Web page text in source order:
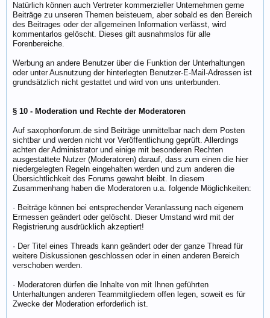
Natürlich können auch Vertreter kommerzieller Unternehmen gerne
Beiträge zu unseren Themen beisteuern, aber sobald es den Bereich
des Beitrages oder der allgemeinen Information verlässt, wird
kommentarlos gelöscht. Dieses gilt ausnahmslos für alle
Forenbereiche.
Werbung an andere Benutzer über die Funktion der Unterhaltungen
oder unter Ausnutzung der hinterlegten Benutzer-E-Mail-Adressen ist
grundsätzlich nicht gestattet und wird von uns unterbunden.
§ 10 - Moderation und Rechte der Moderatoren
Auf saxophonforum.de sind Beiträge unmittelbar nach dem Posten
sichtbar und werden nicht vor Veröffentlichung geprüft. Allerdings
achten der Administrator und einige mit besonderen Rechten
ausgestattete Nutzer (Moderatoren) darauf, dass zum einen die hier
niedergelegten Regeln eingehalten werden und zum anderen die
Übersichtlichkeit des Forums gewahrt bleibt. In diesem
Zusammenhang haben die Moderatoren u.a. folgende Möglichkeiten:
· Beiträge können bei entsprechender Veranlassung nach eigenem
Ermessen geändert oder gelöscht. Dieser Umstand wird mit der
Registrierung ausdrücklich akzeptiert!
· Der Titel eines Threads kann geändert oder der ganze Thread für
weitere Diskussionen geschlossen oder in einen anderen Bereich
verschoben werden.
· Moderatoren dürfen die Inhalte von mit Ihnen geführten
Unterhaltungen anderen Teammitgliedern offen legen, soweit es für
Zwecke der Moderation erforderlich ist.